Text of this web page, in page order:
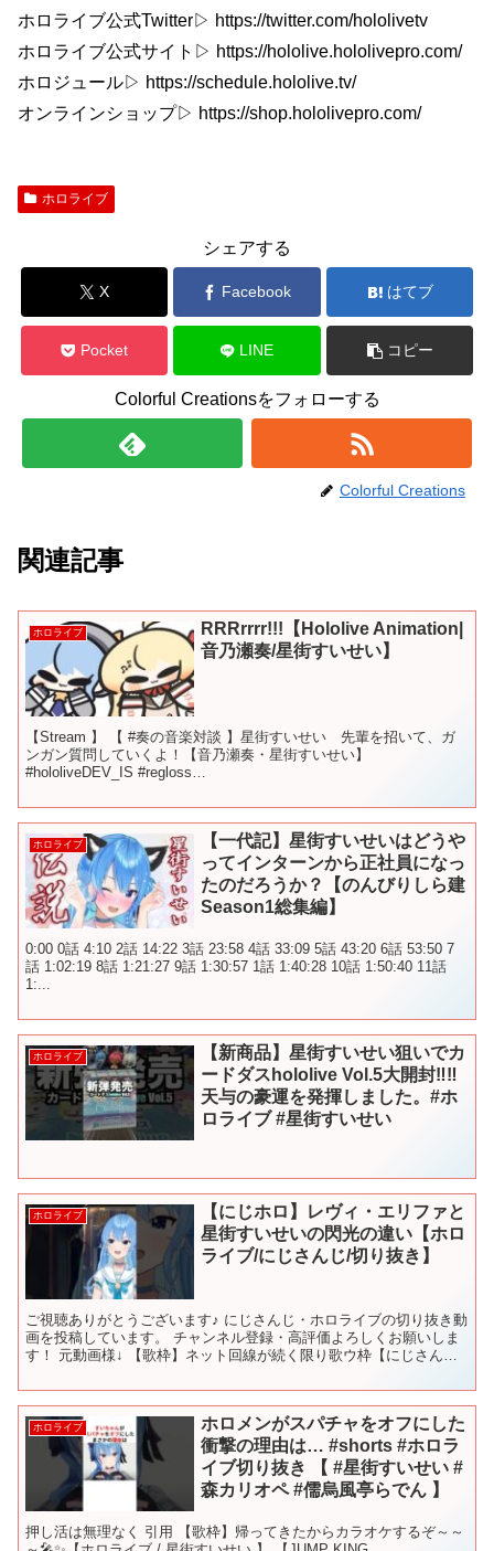
ホロライブ公式Twitter▷ https://twitter.com/hololivetv
ホロライブ公式サイト▷ https://hololive.hololivepro.com/
ホロジュール▷ https://schedule.hololive.tv/
オンラインショップ▷ https://shop.hololivepro.com/
ホロライブ
シェアする
X Facebook はてブ
Pocket LINE コピー
Colorful Creationsをフォローする
Colorful Creations
関連記事
ホロライブ
RRRrrrr!!!【Hololive Animation|
音乃瀬奏/星街すいせい】
【Stream 】 【 #奏の音楽対談 】星街すいせい 先輩を招いて、ガ
ンガン質問していくよ！【音乃瀬奏・星街すいせい】
#hololiveDEV_IS #regloss
ホロライブ
【一代記】星街すいせいはどうや
ってインターンから正社員になっ
たのだろうか？【のんびりしら建
Season1総集編】
0:00 0話 4:10 2話 14:22 3話 23:58 4話 33:09 5話 43:20 6話 53:50 7
話 1:02:19 8話 1:21:27 9話 1:30:57 1話 1:40:28 10話 1:50:40 11話
1:...
ホロライブ
【新商品】星街すいせい狙いでカ
ードダスhololive Vol.5大開封‼︎‼︎
天与の豪運を発揮しました。#ホ
ロライブ #星街すいせい
ホロライブ
【にじホロ】レヴィ・エリファと
星街すいせいの閃光の違い【ホロ
ライブ/にじさんじ/切り抜き】
ご視聴ありがとうございます♪ にじさんじ・ホロライブの切り抜き動
画を投稿しています。 チャンネル登録・高評価よろしくお願いしま
す！ 元動画様↓ 【歌枠】ネット回線が続く限り歌ウ枠【にじさんじ/
ホロライブ
ホロメンがスパチャをオフにした
衝撃の理由は… #shorts #ホロラ
イブ切り抜き 【 #星街すいせい #
森カリオペ #儒烏風亭らでん 】
押し活は無理なく 引用 【歌枠】帰ってきたからカラオケするぞ～～